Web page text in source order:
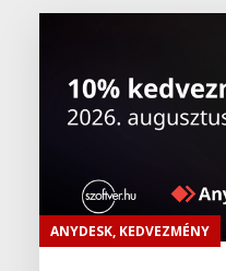
ANYDESK, KEDVEZMÉNY